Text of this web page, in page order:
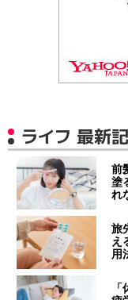
ライフ 最新
前
塗
れ
旅
え
用